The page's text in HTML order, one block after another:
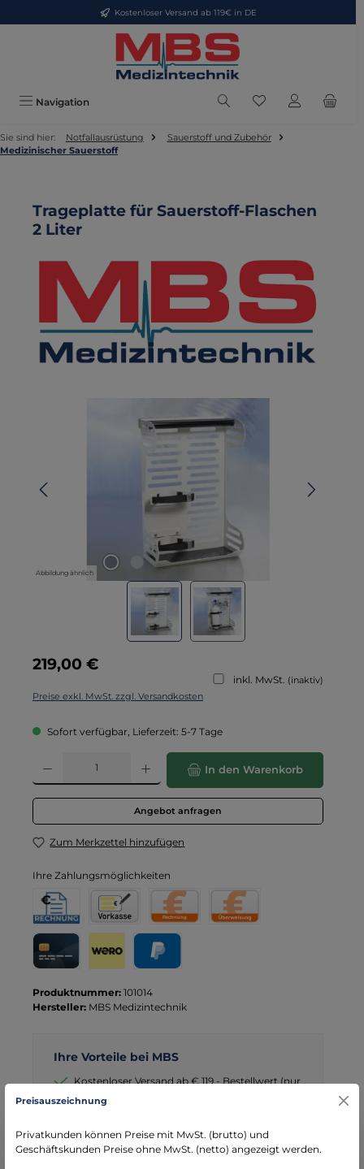
Zum Hauptinhalt springenKostenloser Versand ab 119€ in DE
Navigation Du hast 0
Sie sind hier: Notfallausrüstung
Sauerstoff und Zubehör
Medizinischer Sauerstoff
Trageplatte für Sauerstoff-Flaschen
2 Liter
Abbildung ähnlich
Regulärer Preis:
219,00 €
inkl. MwSt. (inaktiv)
Preise exkl. MwSt. zzgl. Versandkosten
Sofort verfügbar, Lieferzeit: 5-7 Tage
Produkt Anzahl: Gib den gewünschten Wert ein oder benutze die
In den Warenkorb
Angebot anfragen
Zum Merkzettel hinzufügen
Ihre Zahlungsmöglichkeiten
Rechnung
Rechnung für Behörden
Vorkasse
Produktnummer: 101014
Hersteller: MBS Medizintechnik
Ihre Vorteile bei MBS
Kostenloser Versand ab € 119,- Bestellwert (nur
DE)
seit über 15 Jahren kompetenter Partner im
Bereich Notfallmedizin
Preisauszeichnung
Privatkunden können Preise mit MwSt. (brutto) und
Geschäftskunden Preise ohne MwSt. (netto) angezeigt werden.